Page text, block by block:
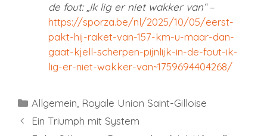
de fout: „Ik lig er niet wakker van“–
https://sporza.be/nl/2025/10/05/eerst-
pakt-hij-raket-van-157-km-u-maar-dan-
gaat-kjell-scherpen-pijnlijk-in-de-fout-ik-
lig-er-niet-wakker-van~1759694404268/
Kategorien
Allgemein Royale Union Saint-Gilloise
Ein Triumph mit System